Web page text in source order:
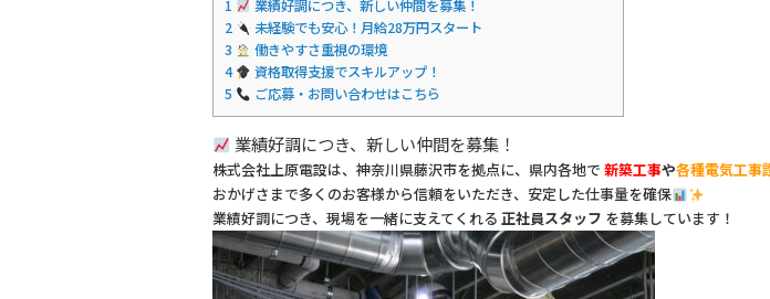
o
k
1
業績好調につき、新しい仲間を募集！
2
未経験でも安心！月給28万円スタート
3
働きやすさ重視の環境
4
資格取得支援でスキルアップ！
5
ご応募・お問い合わせはこちら
業績好調につき、新しい仲間を募集！
株式会社上原電設は、神奈川県藤沢市を拠点に、県内各地で 新築工事や各種電気工事
おかげさまで多くのお客様から信頼をいただき、安定した仕事量を確保
業績好調につき、現場を一緒に支えてくれる 正社員スタッフ を募集しています！